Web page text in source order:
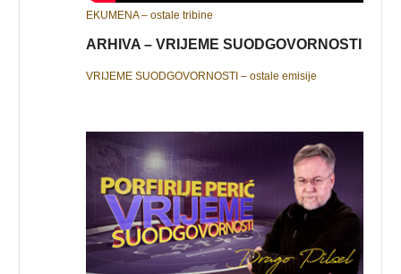
EKUMENA – ostale tribine
ARHIVA – VRIJEME SUODGOVORNOSTI
VRIJEME SUODGOVORNOSTI – ostale emisije